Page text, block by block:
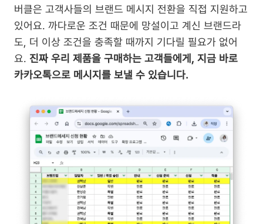
버클은 고객사들의 브랜드 메시지 전환을 직접 지원하고
있어요. 까다로운 조건 때문에 망설이고 계신 브랜드라
도, 더 이상 조건을 충족할 때까지 기다릴 필요가 없어
요. 진짜 우리 제품을 구매하는 고객들에게, 지금 바로
카카오톡으로 메시지를 보낼 수 있습니다.